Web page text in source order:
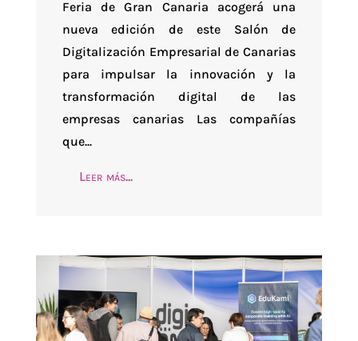
Feria de Gran Canaria acogerá una
nueva edición de este Salón de
Digitalización Empresarial de Canarias
para impulsar la innovación y la
transformación digital de las
empresas canarias Las compañías
que...
Leer más...